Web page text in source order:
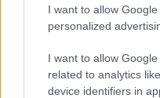
I want to allow
personalized
I want to allow
related to analytics
device identifiers in